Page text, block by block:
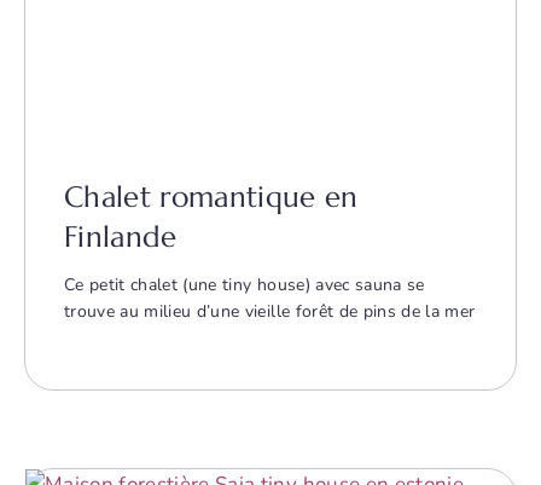
Chalet romantique en
Finlande
Ce petit chalet (une tiny house) avec sauna se
trouve au milieu d’une vieille forêt de pins de la mer